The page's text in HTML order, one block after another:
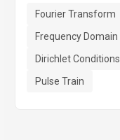
Fourier Transform
Frequency Domain
Dirichlet Conditions
Pulse Train